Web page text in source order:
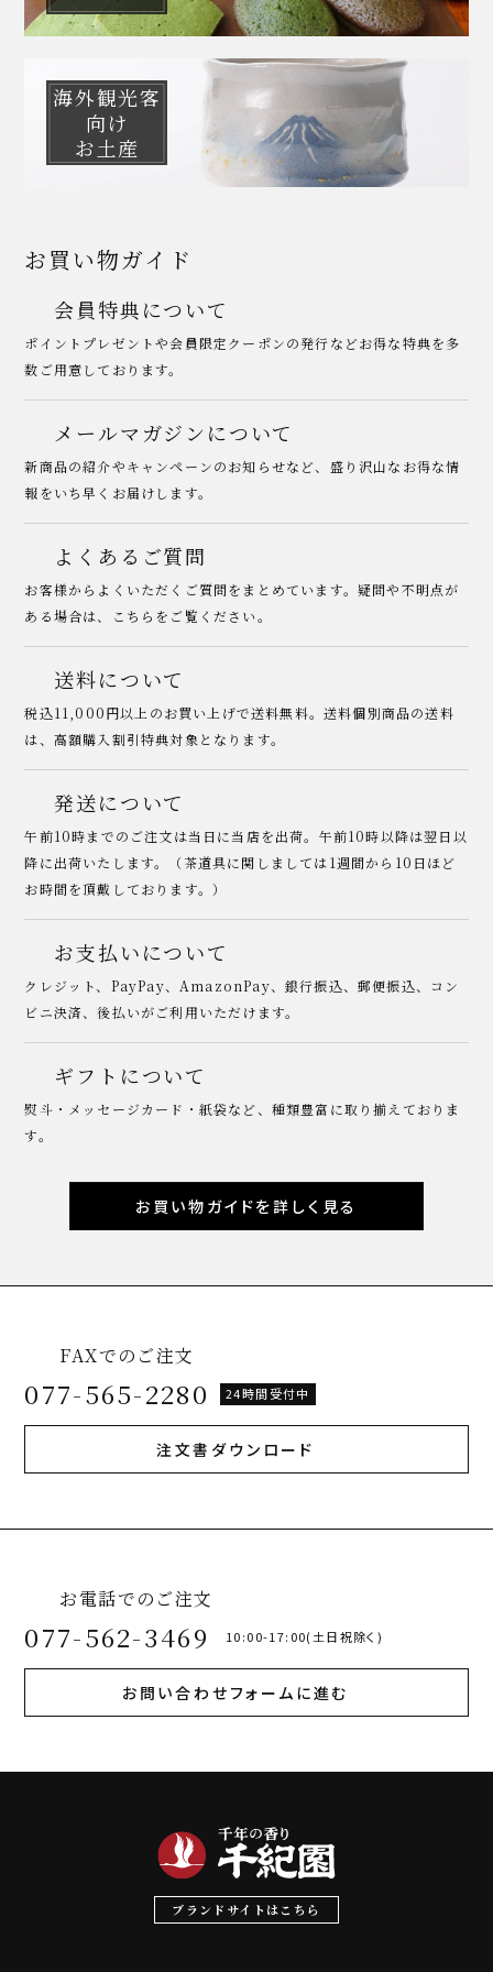
海外観光客
向け
お土産
お買い物ガイド
会員特典について
ポイントプレゼントや会員限定クーポンの発行などお得な特典を多
数ご用意しております。
メールマガジンについて
新商品の紹介やキャンペーンのお知らせなど、盛り沢山なお得な情
報をいち早くお届けします。
よくあるご質問
お客様からよくいただくご質問をまとめています。疑問や不明点が
ある場合は、こちらをご覧ください。
送料について
税込11,000円以上のお買い上げで送料無料。送料個別商品の送料
は、高額購入割引特典対象となります。
発送について
午前10時までのご注文は当日に当店を出荷。午前10時以降は翌日以
降に出荷いたします。（茶道具に関しましては1週間から10日ほど
お時間を頂戴しております。）
お支払いについて
クレジット、PayPay、AmazonPay、銀行振込、郵便振込、コン
ビニ決済、後払いがご利用いただけます。
ギフトについて
熨斗・メッセージカード・紙袋など、種類豊富に取り揃えておりま
す。
お買い物ガイドを詳しく見る
FAXでのご注文
077-565-2280 24時間受付中
注文書ダウンロード
お電話でのご注文
077-562-3469 10:00-17:00(土日祝除く)
お問い合わせフォームに進む
ブランドサイトはこちら